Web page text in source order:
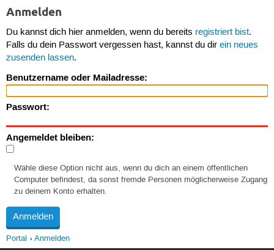
Anmelden
Du kannst dich hier anmelden, wenn du bereits registriert bist.
Falls du dein Passwort vergessen hast, kannst du dir ein neues
zusenden lassen.
Benutzername oder Mailadresse:
Passwort:
Angemeldet bleiben:
Wähle diese Option nicht aus, wenn du dich an einem öffentlichen
Computer befindest, da sonst fremde Personen möglicherweise Zugang
zu deinem Konto erhalten.
Portal Anmelden